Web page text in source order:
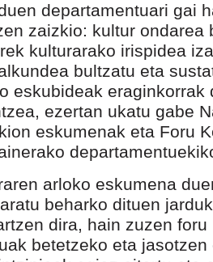
departamentuari gai
zaizkio: kultur ondarea
kulturarako irispidea
bultzatu eta
eskubideak eraginkorrak
ezertan ukatu gabe
eskumenak eta Foru
arloko eskumena
beharko dituen
dira, hain zuzen foru
betetzeko eta jasotzen